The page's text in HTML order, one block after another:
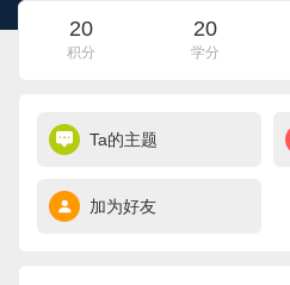
20
积分
20
学分
Ta的主题
加为好友